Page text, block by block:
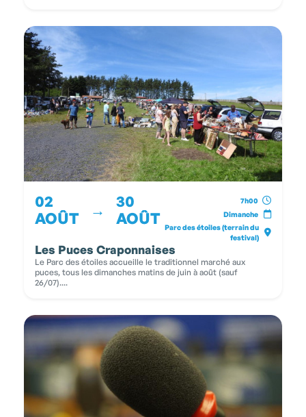
02
AOÛT
→
30
AOÛT
7h00
Dimanche
Parc des étoiles (terrain du
festival)
Les Puces Craponnaises
Le Parc des étoiles accueille le traditionnel marché aux
puces, tous les dimanches matins de juin à août (sauf
26/07)....